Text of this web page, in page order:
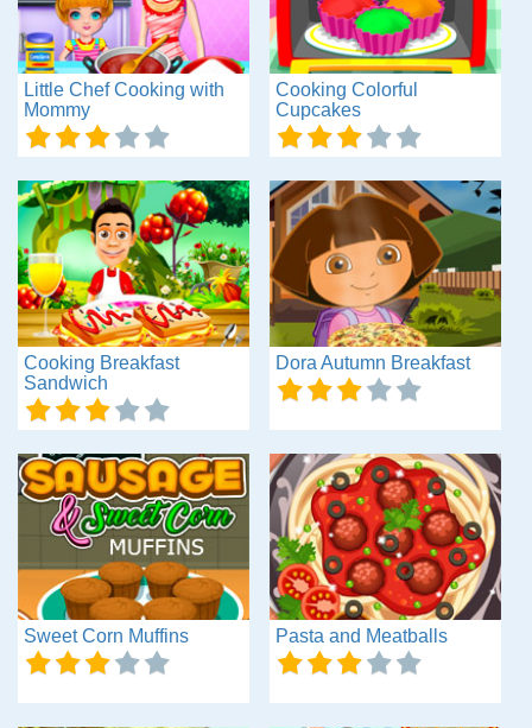
Little Chef Cooking with
Mommy
Cooking Colorful
Cupcakes
Cooking Breakfast
Sandwich
Dora Autumn Breakfast
Sweet Corn Muffins Pasta and Meatballs